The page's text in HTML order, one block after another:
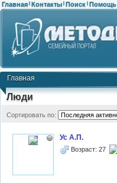
Главная | Контакты | Поиск | Помощь
Главная
Люди
Сортировать по:
Ус А.П.
Возраст: 27